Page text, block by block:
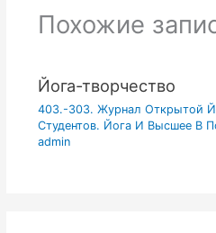
Похожие
Йога-творчество
403.-303. Журнал Открытой
Студентов. Йога И Высшее В
admin